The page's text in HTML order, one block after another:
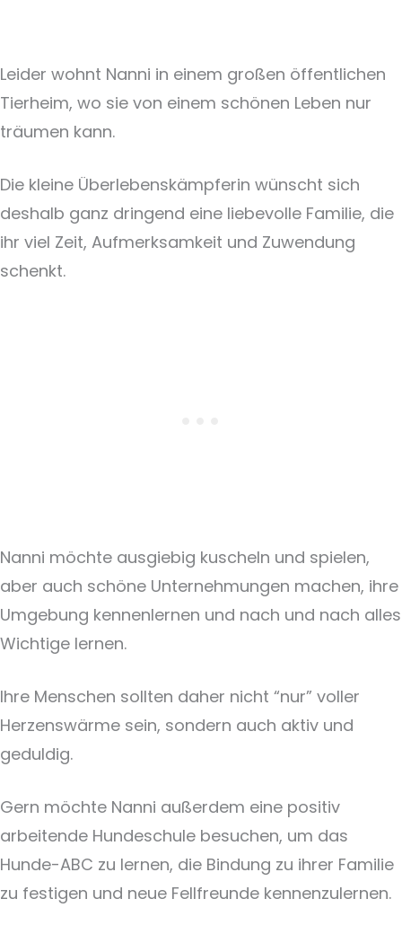
Leider wohnt Nanni in einem großen öffentlichen
Tierheim, wo sie von einem schönen Leben nur
träumen kann.
Die kleine Überlebenskämpferin wünscht sich
deshalb ganz dringend eine liebevolle Familie, die
ihr viel Zeit, Aufmerksamkeit und Zuwendung
schenkt.
Nanni möchte ausgiebig kuscheln und spielen,
aber auch schöne Unternehmungen machen, ihre
Umgebung kennenlernen und nach und nach alles
Wichtige lernen.
Ihre Menschen sollten daher nicht “nur” voller
Herzenswärme sein, sondern auch aktiv und
geduldig.
Gern möchte Nanni außerdem eine positiv
arbeitende Hundeschule besuchen, um das
Hunde-ABC zu lernen, die Bindung zu ihrer Familie
zu festigen und neue Fellfreunde kennenzulernen.